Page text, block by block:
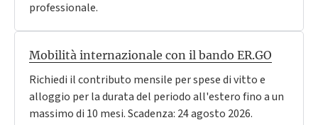
professionale.
Mobilità internazionale con il bando ER.GO
Richiedi il contributo mensile per spese di vitto e
alloggio per la durata del periodo all'estero fino a un
massimo di 10 mesi. Scadenza: 24 agosto 2026.